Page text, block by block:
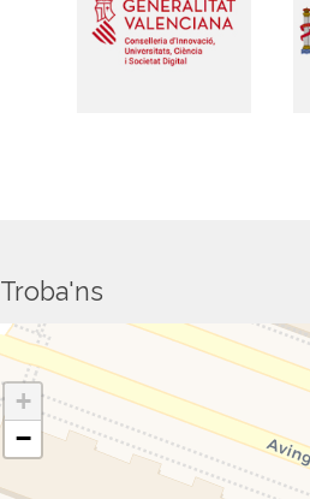
Troba'ns
+
−